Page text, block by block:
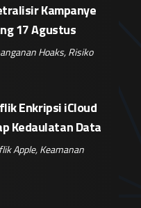
Kampanye
17 Agustus
Hoaks,Risiko
Enkripsi iCloud
Kedaulatan Data
Apple,Keamanan